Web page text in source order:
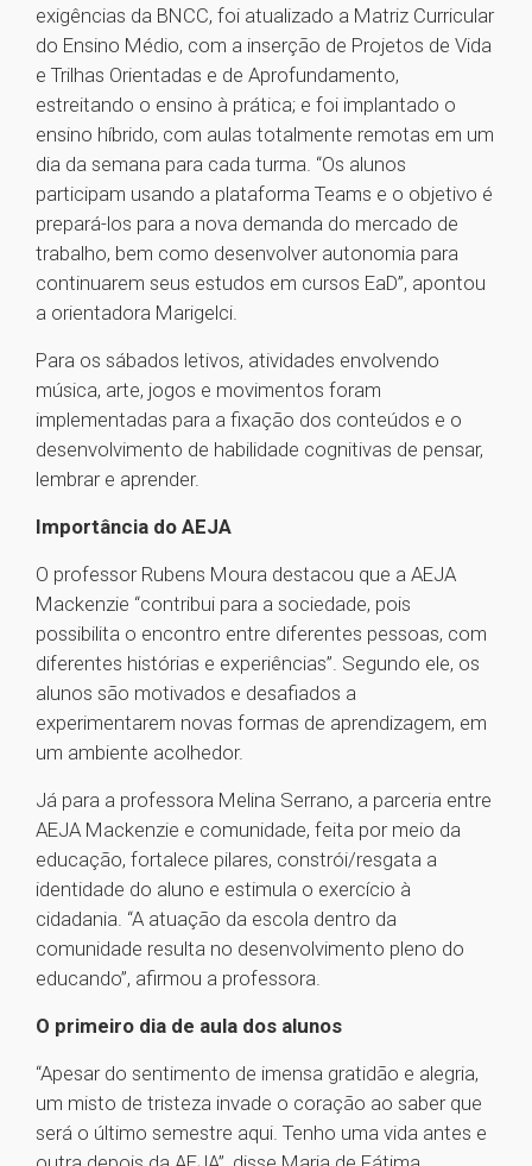
exigências da BNCC, foi atualizado a Matriz Curricular
do Ensino Médio, com a inserção de Projetos de Vida
e Trilhas Orientadas e de Aprofundamento,
estreitando o ensino à prática; e foi implantado o
ensino híbrido, com aulas totalmente remotas em um
dia da semana para cada turma. “Os alunos
participam usando a plataforma Teams e o objetivo é
prepará-los para a nova demanda do mercado de
trabalho, bem como desenvolver autonomia para
continuarem seus estudos em cursos EaD”, apontou
a orientadora Marigelci.
Para os sábados letivos, atividades envolvendo
música, arte, jogos e movimentos foram
implementadas para a fixação dos conteúdos e o
desenvolvimento de habilidade cognitivas de pensar,
lembrar e aprender.
Importância do AEJA
O professor Rubens Moura destacou que a AEJA
Mackenzie “contribui para a sociedade, pois
possibilita o encontro entre diferentes pessoas, com
diferentes histórias e experiências”. Segundo ele, os
alunos são motivados e desafiados a
experimentarem novas formas de aprendizagem, em
um ambiente acolhedor.
Já para a professora Melina Serrano, a parceria entre
AEJA Mackenzie e comunidade, feita por meio da
educação, fortalece pilares, constrói/resgata a
identidade do aluno e estimula o exercício à
cidadania. “A atuação da escola dentro da
comunidade resulta no desenvolvimento pleno do
educando”, afirmou a professora.
O primeiro dia de aula dos alunos
“Apesar do sentimento de imensa gratidão e alegria,
um misto de tristeza invade o coração ao saber que
será o último semestre aqui. Tenho uma vida antes e